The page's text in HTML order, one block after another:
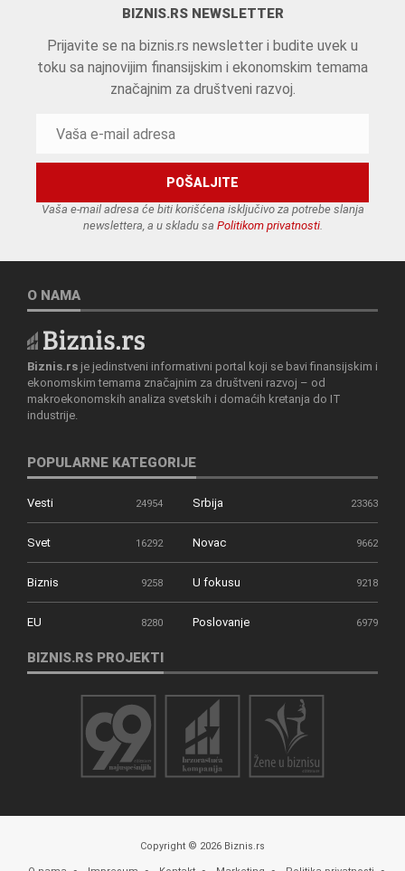
BIZNIS.RS NEWSLETTER
Prijavite se na biznis.rs newsletter i budite uvek u
toku sa najnovijim finansijskim i ekonomskim temama
značajnim za društveni razvoj.
Vaša e-mail adresa će biti korišćena isključivo za potrebe slanja
newslettera, a u skladu sa Politikom privatnosti.
O NAMA
Biznis.rs je jedinstveni informativni portal koji se bavi finansijskim i
ekonomskim temama značajnim za društveni razvoj – od
makroekonomskih analiza svetskih i domaćih kretanja do IT
industrije.
POPULARNE KATEGORIJE
Vesti 24954 Srbija 23363
Svet 16292 Novac 9662
Biznis 9258 U fokusu 9218
EU 8280 Poslovanje 6979
BIZNIS.RS PROJEKTI
Copyright © 2026 Biznis.rs